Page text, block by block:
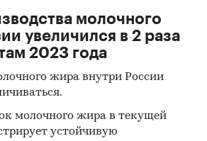
молочного
увеличился в 2 раза
2023 года
жира внутри России
молочного жира в текущей
устойчивую